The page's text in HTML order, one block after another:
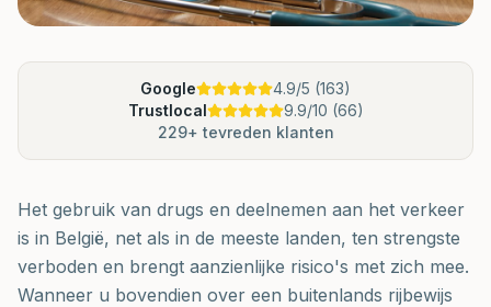
Google 4.9/5 (163)
Trustlocal
9.9/10 (66)
229+ tevreden klanten
Het gebruik van drugs en deelnemen aan het verkeer
is in België, net als in de meeste landen, ten strengste
verboden en brengt aanzienlijke risico's met zich mee.
Wanneer u bovendien over een buitenlands rijbewijs